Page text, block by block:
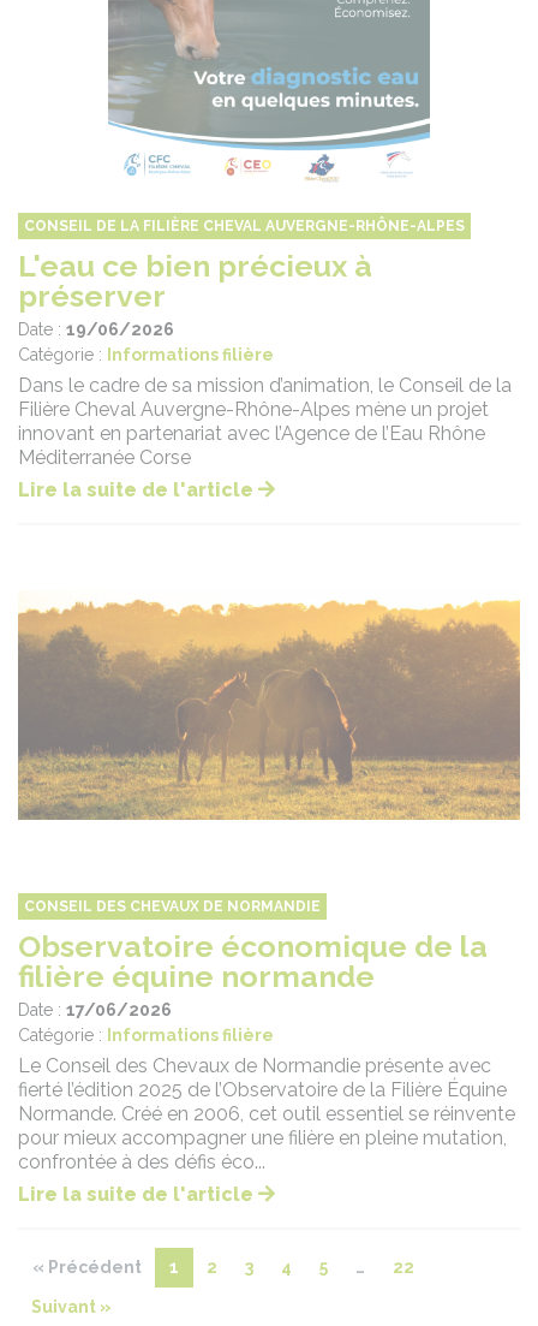
CONSEIL DE LA FILIÈRE CHEVAL AUVERGNE-RHÔNE-ALPES
L'eau ce bien précieux à
préserver
Date : 19/06/2026
Catégorie :
Informations filière
Dans le cadre de sa mission d’animation, le Conseil de la
Filière Cheval Auvergne-Rhône-Alpes mène un projet
innovant en partenariat avec l’Agence de l’Eau Rhône
Méditerranée Corse
Lire la suite de l'article
CONSEIL DES CHEVAUX DE NORMANDIE
Observatoire économique de la
filière équine normande
Date : 17/06/2026
Catégorie :
Informations filière
Le Conseil des Chevaux de Normandie présente avec
fierté l’édition 2025 de l’Observatoire de la Filière Équine
Normande. Créé en 2006, cet outil essentiel se réinvente
pour mieux accompagner une filière en pleine mutation,
confrontée à des défis éco...
Lire la suite de l'article
« Précédent 1 2 3 4 5 … 22
Suivant »